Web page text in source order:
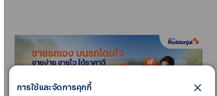
การใช้และจัดการคุกกี้